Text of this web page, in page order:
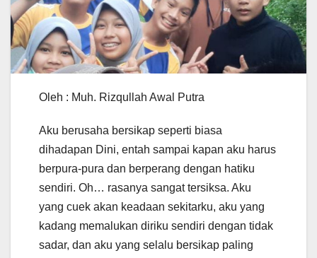
Oleh : Muh. Rizqullah Awal Putra
Aku berusaha bersikap seperti biasa
dihadapan Dini, entah sampai kapan aku harus
berpura-pura dan berperang dengan hatiku
sendiri. Oh… rasanya sangat tersiksa. Aku
yang cuek akan keadaan sekitarku, aku yang
kadang memalukan diriku sendiri dengan tidak
sadar, dan aku yang selalu bersikap paling